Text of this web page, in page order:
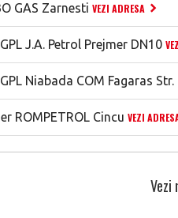
GAS Zarnesti VEZI ADRESA
J.A. Petrol Prejmer DN10
Niabada COM Fagaras Str.
ROMPETROL Cincu VEZI
Vezi